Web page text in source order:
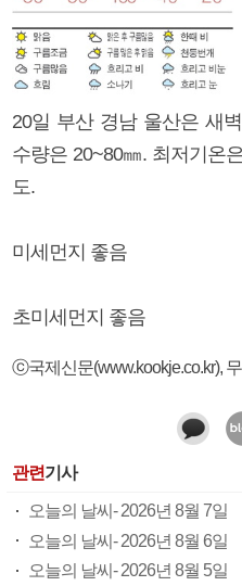
20일 부산 경남 울산은 새
수량은 20~80㎜. 최저기온
도.
미세먼지 좋음
초미세먼지 좋음
ⓒ국제신문(www.kookje.co.kr),
관련기사
오늘의 날씨- 2026년 8월 7일
오늘의 날씨- 2026년 8월 6일
오늘의 날씨- 2026년 8월 5일